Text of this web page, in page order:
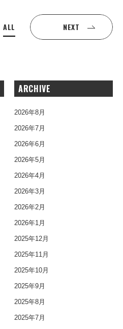
ALL NEXT
ARCHIVE
2026年8月
2026年7月
2026年6月
2026年5月
2026年4月
2026年3月
2026年2月
2026年1月
2025年12月
2025年11月
2025年10月
2025年9月
2025年8月
2025年7月